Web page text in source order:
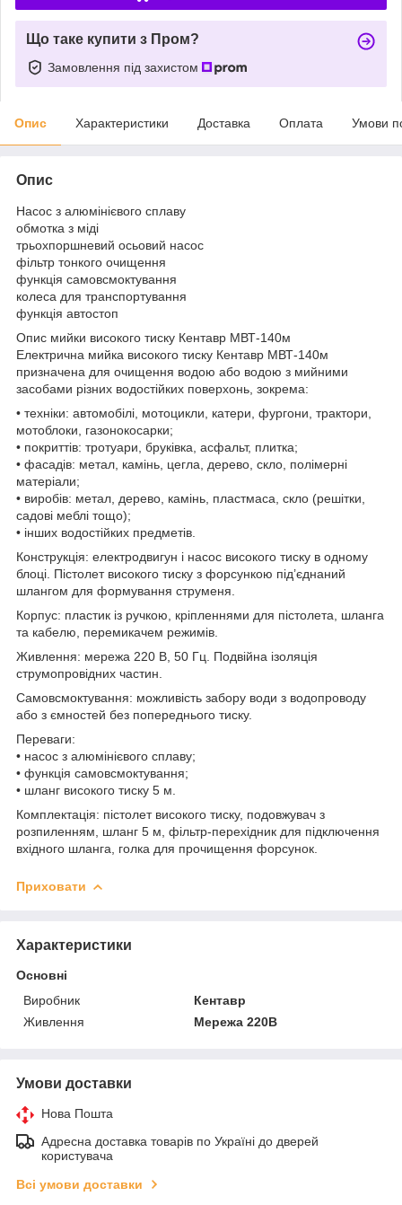
Що таке купити з Пром?
Замовлення під захистом
Опис Характеристики Доставка Оплата Умови
Опис
Насос з алюмінієвого сплаву
обмотка з міді
трьохпоршневий осьовий насос
фільтр тонкого очищення
функція самовсмоктування
колеса для транспортування
функція автостоп
Опис мийки високого тиску Кентавр МВТ-140м
Електрична мийка високого тиску Кентавр МВТ-140м
призначена для очищення водою або водою з мийними
засобами різних водостійких поверхонь, зокрема:
• техніки: автомобілі, мотоцикли, катери, фургони, трактори,
мотоблоки, газонокосарки;
• покриттів: тротуари, бруківка, асфальт, плитка;
• фасадів: метал, камінь, цегла, дерево, скло, полімерні
матеріали;
• виробів: метал, дерево, камінь, пластмаса, скло (решітки,
садові меблі тощо);
• інших водостійких предметів.
Конструкція: електродвигун і насос високого тиску в одному
блоці. Пістолет високого тиску з форсункою під’єднаний
шлангом для формування струменя.
Корпус: пластик із ручкою, кріпленнями для пістолета, шланга
та кабелю, перемикачем режимів.
Живлення: мережа 220 В, 50 Гц. Подвійна ізоляція
струмопровідних частин.
Самовсмоктування: можливість забору води з водопроводу
або з ємностей без попереднього тиску.
Переваги:
• насос з алюмінієвого сплаву;
• функція самовсмоктування;
• шланг високого тиску 5 м.
Комплектація: пістолет високого тиску, подовжувач з
розпиленням, шланг 5 м, фільтр-перехідник для підключення
вхідного шланга, голка для прочищення форсунок.
Приховати
Характеристики
Основні
Виробник
Кентавр
Живлення
Мережа 220В
Умови доставки
Нова Пошта
Адресна доставка товарів по Україні до дверей
користувача
Всі умови доставки